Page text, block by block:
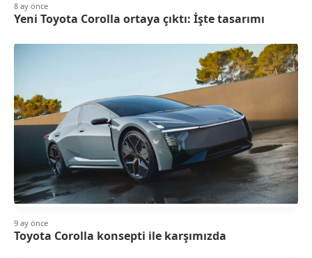
8 ay önce
Yeni Toyota Corolla ortaya çıktı: İşte tasarımı
9 ay önce
Toyota Corolla konsepti ile karşımızda